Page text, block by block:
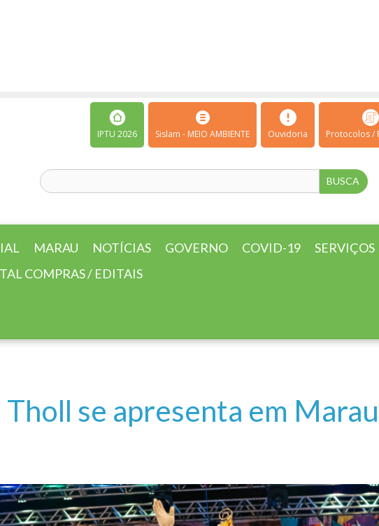
IPTU 2026 Sislam - MEIO AMBIENTE Ouvidoria Protocolos /
MARAU NOTÍCIAS GOVERNO COVID-19
SERVIÇOS
COMPRAS / EDITAIS
se apresenta em